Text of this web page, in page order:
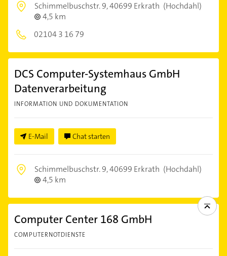
Schimmelbuschstr. 9,40699 Erkrath (Hochdahl)
4,5 km
02104 3 16 79
DCS Computer-Systemhaus GmbH
Datenverarbeitung
INFORMATION UND DOKUMENTATION
E-Mail Chat starten
Schimmelbuschstr. 9,40699 Erkrath (Hochdahl)
4,5 km
Computer Center 168 GmbH
COMPUTERNOTDIENSTE